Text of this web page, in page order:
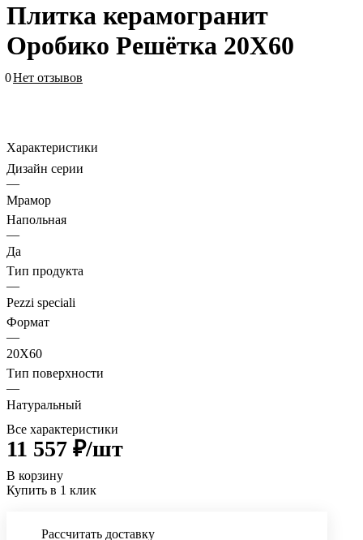
Плитка керамогранит
Оробико Решётка 20X60
0Нет отзывов
Характеристики
Дизайн серии
—
Мрамор
Напольная
—
Да
Тип продукта
—
Pezzi speciali
Формат
—
20X60
Тип поверхности
—
Натуральный
Все характеристики
11 557 ₽/шт
В корзину
Купить в 1 клик
Рассчитать доставку